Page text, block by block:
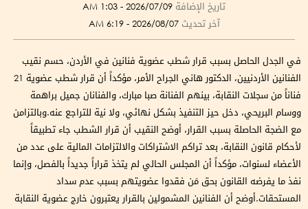
تاريخ الإضافة 2026/07/09 - 1:03 AM
آخر تحديث 2026/08/07 - 6:19 AM
في الجدل الحاصل بسبب قرار شطب عضوية فنانين في الأردن، حسم نقيب
الفنانين الأردنيين، الدكتور هاني الجراح الأمر، مؤكداً أن قرار شطب عضوية 21
فناناً من سجلات النقابة، بينهم الفنانة صبا مبارك، والفنانان جميل براهمة
ووسام البريحي، دخل حيز التنفيذ بشكل نهائي، ولا نية للتراجع عنه.وبالتزامن
مع الضجة الحاصلة بسبب القرار، أوضح النقيب أن قرار الشطب جاء تطبيقاً
لأحكام قانون النقابة، بعد تراكم الاشتراكات والالتزامات المالية على عدد من
الأعضاء لسنوات، مؤكداً أن المجلس الحالي لم يتخذ قراراً جديداً بالفصل، وإنما
نفذ ما يفرضه القانون بحق مَن فقدوا عضويتهم بسبب عدم سداد
المستحقات.أوضح أن الفنانين المشمولين بالقرار يعتبرون خارج عضوية النقابة